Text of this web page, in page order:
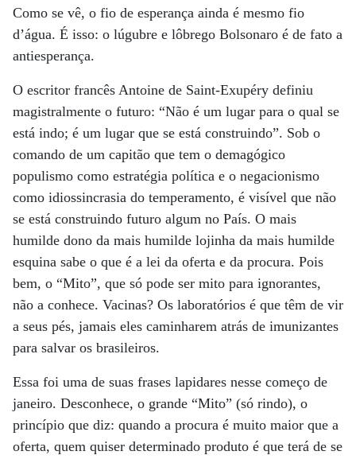
Como se vê, o fio de esperança ainda é mesmo fio
d’água. É isso: o lúgubre e lôbrego Bolsonaro é de fato a
antiesperança.
O escritor francês Antoine de Saint-Exupéry definiu
magistralmente o futuro: “Não é um lugar para o qual se
está indo; é um lugar que se está construindo”. Sob o
comando de um capitão que tem o demagógico
populismo como estratégia política e o negacionismo
como idiossincrasia do temperamento, é visível que não
se está construindo futuro algum no País. O mais
humilde dono da mais humilde lojinha da mais humilde
esquina sabe o que é a lei da oferta e da procura. Pois
bem, o “Mito”, que só pode ser mito para ignorantes,
não a conhece. Vacinas? Os laboratórios é que têm de vir
a seus pés, jamais eles caminharem atrás de imunizantes
para salvar os brasileiros.
Essa foi uma de suas frases lapidares nesse começo de
janeiro. Desconhece, o grande “Mito” (só rindo), o
princípio que diz: quando a procura é muito maior que a
oferta, quem quiser determinado produto é que terá de se